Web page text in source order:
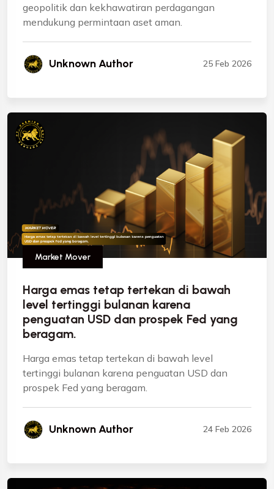
geopolitik dan kekhawatiran perdagangan
mendukung permintaan aset aman.
Unknown Author 25 Feb 2026
Market Mover
Harga emas tetap tertekan di bawah
level tertinggi bulanan karena
penguatan USD dan prospek Fed yang
beragam.
Harga emas tetap tertekan di bawah level
tertinggi bulanan karena penguatan USD dan
prospek Fed yang beragam.
Unknown Author 24 Feb 2026